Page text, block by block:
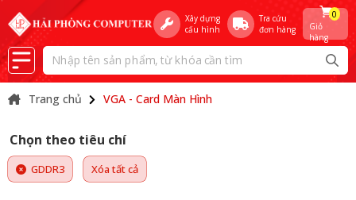
Xây dựng
cấu hình
Tra cứu
đơn hàng
Giỏ
hàng
0
Trang chủ VGA - Card Màn Hình
Chọn theo tiêu chí
GDDR3 Xóa tất cả